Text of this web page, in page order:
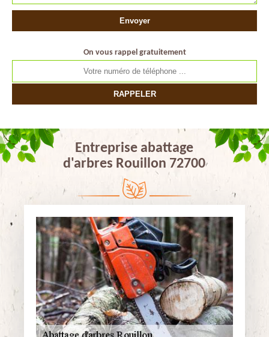
On vous rappel gratuitement
Entreprise abattage
d'arbres Rouillon 72700